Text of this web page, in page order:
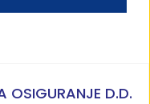
OSIGURANJE D.D.